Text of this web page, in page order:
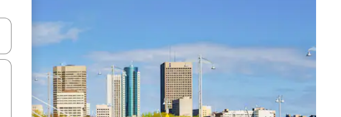
usando las teclas de las flechas hacia arriba y hacia abajo, o bien tocando y